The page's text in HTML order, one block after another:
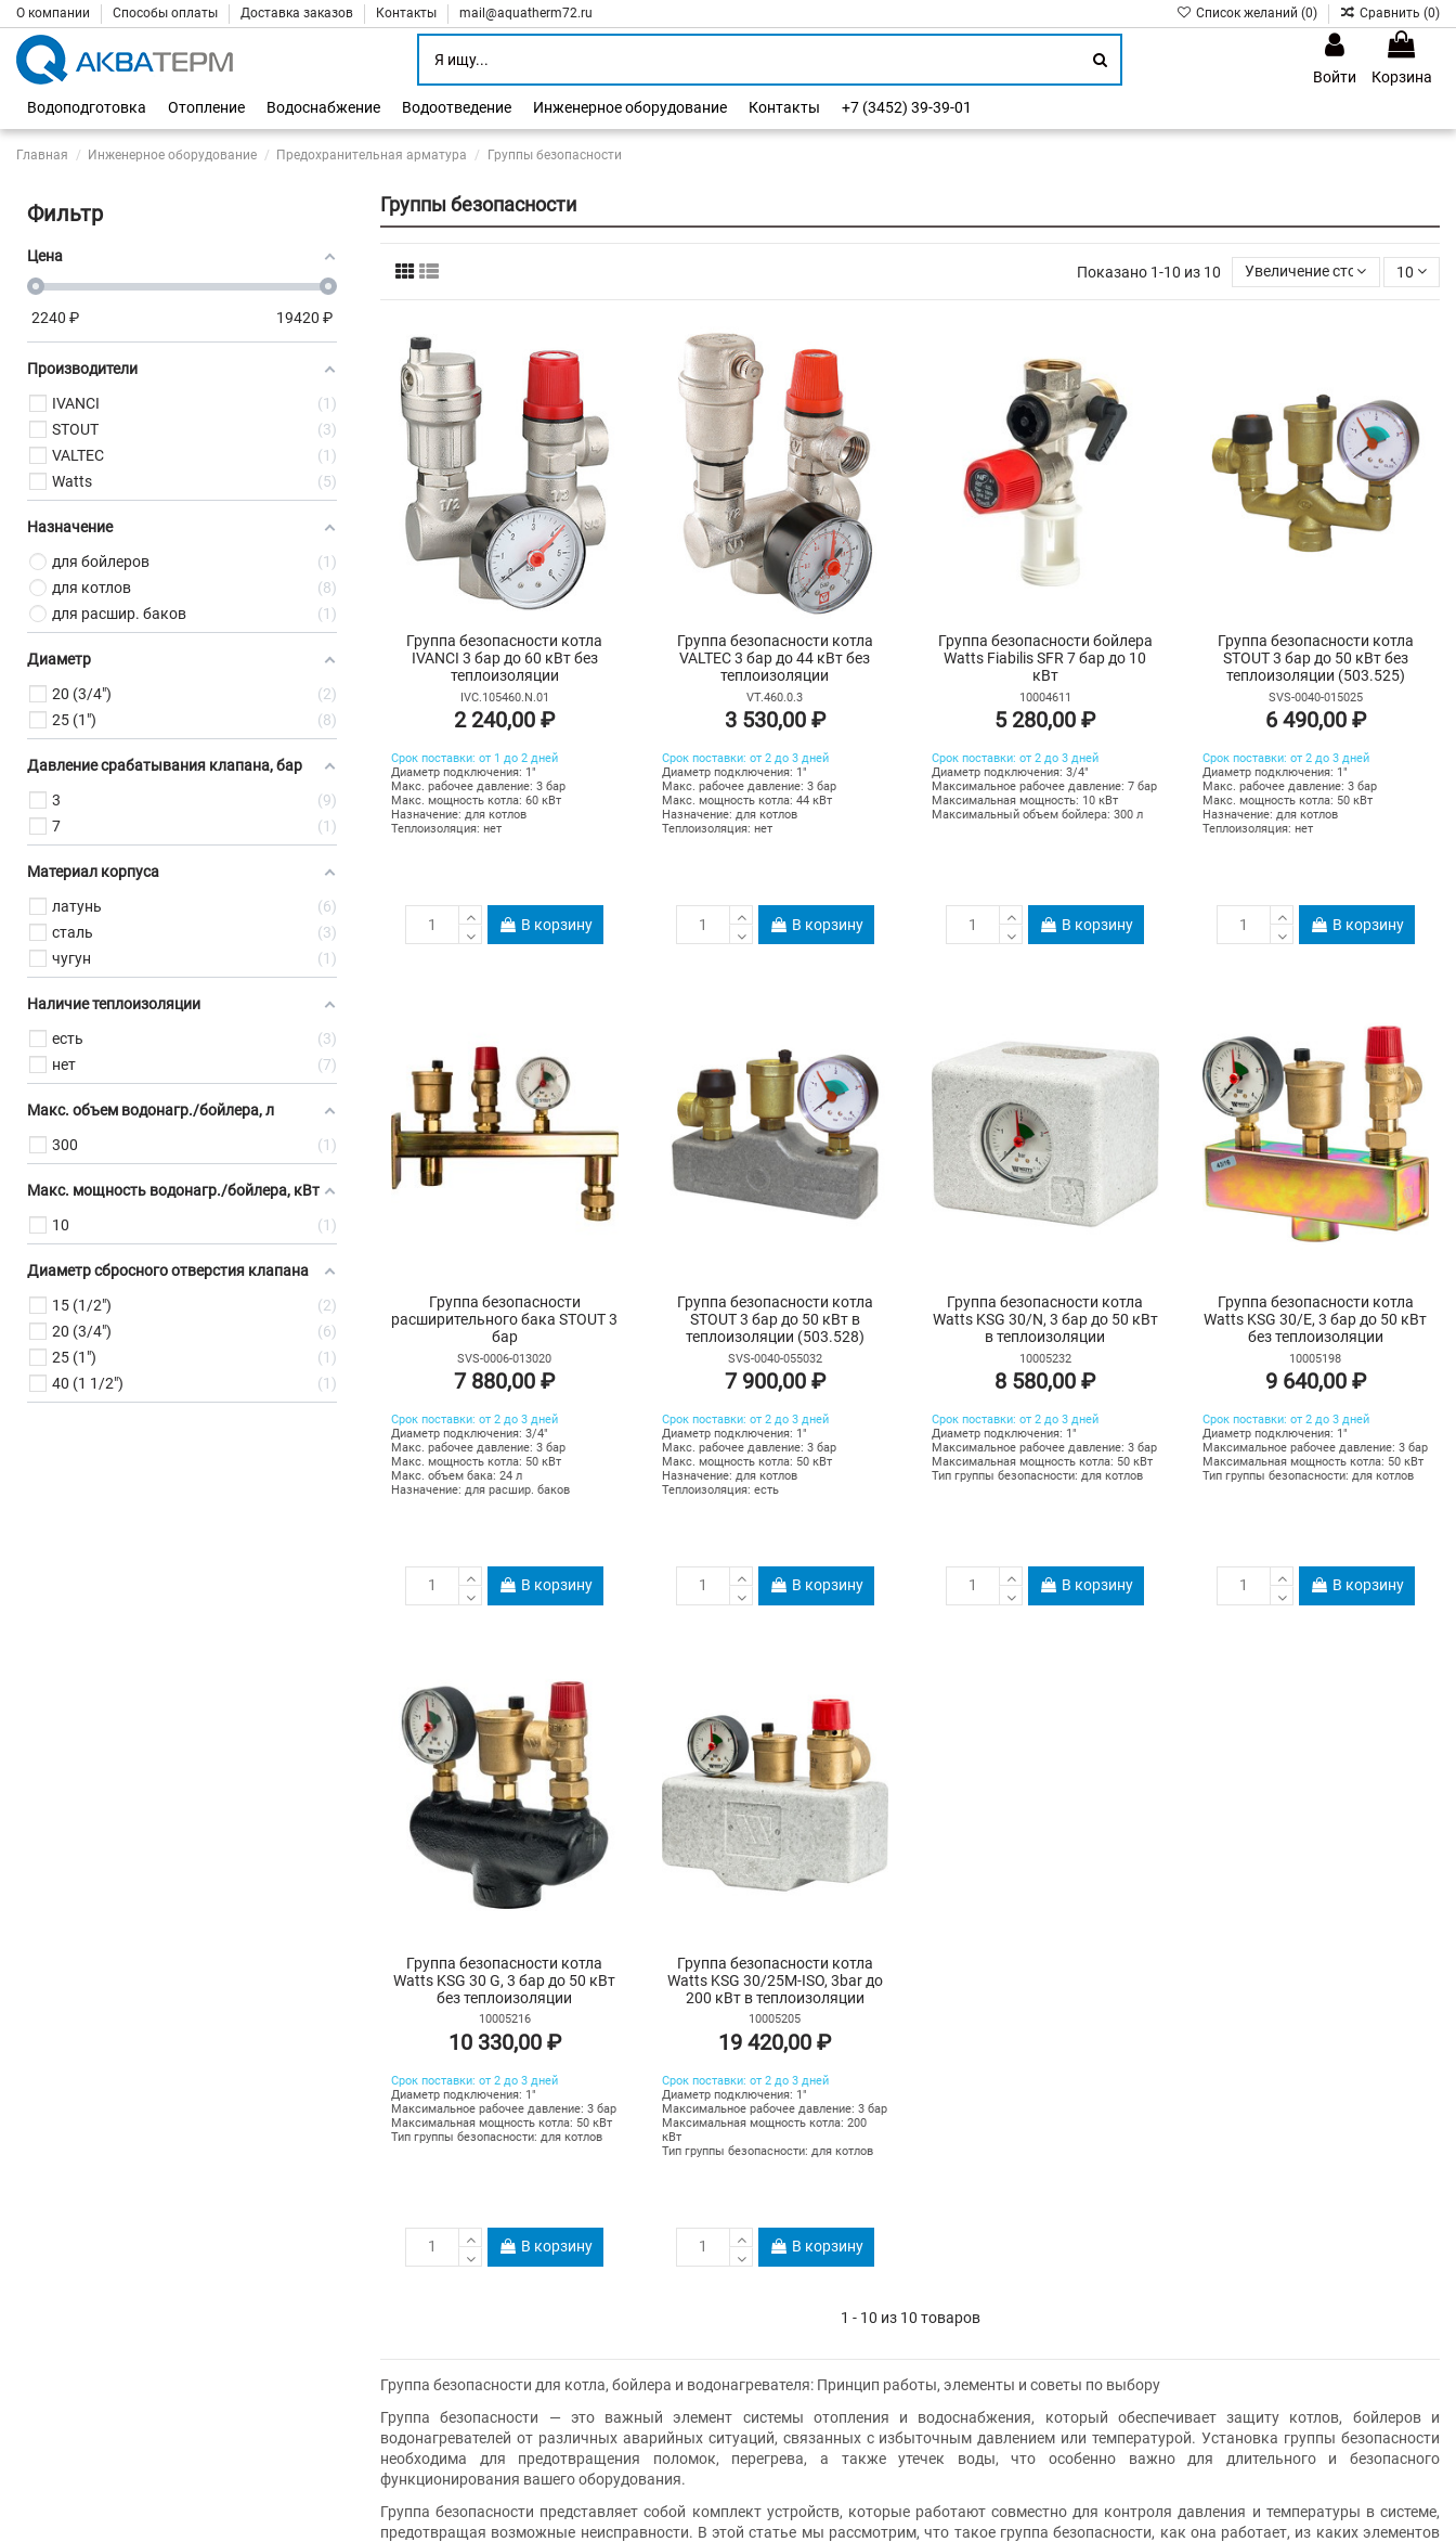
О компании Способы оплаты Доставка заказов Контакты mail@aquatherm72.ru Список желаний (0) Сравнить (0)
Войти
Корзина
Водоподготовка
Отопление Водоснабжение Водоотведение Инженерное оборудование Контакты +7 (3452) 39-39-01
Главная Инженерное оборудование Предохранительная арматура Группы безопасности
Группы безопасности
Показано 1-10 из 10 Увеличение стоимости
10
Группа безопасности котла
IVANCI 3 бар до 60 кВт без
теплоизоляции
IVC.105460.N.01
2 240,00 ₽
Срок поставки: от 1 до 2 дней
Диаметр подключения: 1"
Макс. рабочее давление: 3 бар
Макс. мощность котла: 60 кВт
Назначение: для котлов
Теплоизоляция: нет
В корзину
Группа безопасности котла
VALTEC 3 бар до 44 кВт без
теплоизоляции
VT.460.0.3
3 530,00 ₽
Срок поставки: от 2 до 3 дней
Диаметр подключения: 1"
Макс. рабочее давление: 3 бар
Макс. мощность котла: 44 кВт
Назначение: для котлов
Теплоизоляция: нет
В корзину
Группа безопасности бойлера
Watts Fiabilis SFR 7 бар до 10
кВт
10004611
5 280,00 ₽
Срок поставки: от 2 до 3 дней
Диаметр подключения: 3/4"
Максимальное рабочее давление: 7 бар
Максимальная мощность: 10 кВт
Максимальный объем бойлера: 300 л
В корзину
Группа безопасности котла
STOUT 3 бар до 50 кВт без
теплоизоляции (503.525)
SVS-0040-015025
6 490,00 ₽
Срок поставки: от 2 до 3 дней
Диаметр подключения: 1"
Макс. рабочее давление: 3 бар
Макс. мощность котла: 50 кВт
Назначение: для котлов
Теплоизоляция: нет
В корзину
Группа безопасности
расширительного бака STOUT 3
бар
SVS-0006-013020
7 880,00 ₽
Срок поставки: от 2 до 3 дней
Диаметр подключения: 3/4"
Макс. рабочее давление: 3 бар
Макс. мощность котла: 50 кВт
Макс. объем бака: 24 л
Назначение: для расшир. баков
В корзину
Группа безопасности котла
STOUT 3 бар до 50 кВт в
теплоизоляции (503.528)
SVS-0040-055032
7 900,00 ₽
Срок поставки: от 2 до 3 дней
Диаметр подключения: 1"
Макс. рабочее давление: 3 бар
Макс. мощность котла: 50 кВт
Назначение: для котлов
Теплоизоляция: есть
В корзину
Группа безопасности котла
Watts KSG 30/N, 3 бар до 50 кВт
в теплоизоляции
10005232
8 580,00 ₽
Срок поставки: от 2 до 3 дней
Диаметр подключения: 1"
Максимальное рабочее давление: 3 бар
Максимальная мощность котла: 50 кВт
Тип группы безопасности: для котлов
В корзину
Группа безопасности котла
Watts KSG 30/E, 3 бар до 50 кВт
без теплоизоляции
10005198
9 640,00 ₽
Срок поставки: от 2 до 3 дней
Диаметр подключения: 1"
Максимальное рабочее давление: 3 бар
Максимальная мощность котла: 50 кВт
Тип группы безопасности: для котлов
В корзину
Группа безопасности котла
Watts KSG 30 G, 3 бар до 50 кВт
без теплоизоляции
10005216
10 330,00 ₽
Срок поставки: от 2 до 3 дней
Диаметр подключения: 1"
Максимальное рабочее давление: 3 бар
Максимальная мощность котла: 50 кВт
Тип группы безопасности: для котлов
В корзину
Группа безопасности котла
Watts KSG 30/25M-ISO, 3bar до
200 кВт в теплоизоляции
10005205
19 420,00 ₽
Срок поставки: от 2 до 3 дней
Диаметр подключения: 1"
Максимальное рабочее давление: 3 бар
Максимальная мощность котла: 200
кВт
Тип группы безопасности: для котлов
В корзину
1 - 10 из 10 товаров
Группа безопасности для котла, бойлера и водонагревателя: Принцип работы, элементы и советы по выбору
Группа безопасности — это важный элемент системы отопления и водоснабжения, который обеспечивает защиту котлов, бойлеров и
водонагревателей от различных аварийных ситуаций, связанных с избыточным давлением или температурой. Установка группы безопасности
необходима для предотвращения поломок, перегрева, а также утечек воды, что особенно важно для длительного и безопасного
функционирования вашего оборудования.
Группа безопасности представляет собой комплект устройств, которые работают совместно для контроля давления и температуры в системе,
предотвращая возможные неисправности. В этой статье мы рассмотрим, что такое группа безопасности, как она работает, из каких элементов
Фильтр
Цена
2240 ₽ 19420 ₽
Производители
IVANCI
1
STOUT
3
VALTEC
1
Watts
5
Назначение
для бойлеров
1
для котлов
8
для расшир. баков
1
Диаметр
20 (3/4")
2
25 (1")
8
Давление срабатывания клапана, бар
3
9
7
1
Материал корпуса
латунь
6
сталь
3
чугун
1
Наличие теплоизоляции
есть
3
нет
7
Макс. объем водонагр./бойлера, л
300
1
Макс. мощность водонагр./бойлера, кВт
10
1
Диаметр сбросного отверстия клапана
15 (1/2")
2
20 (3/4")
6
25 (1")
1
40 (1 1/2")
1